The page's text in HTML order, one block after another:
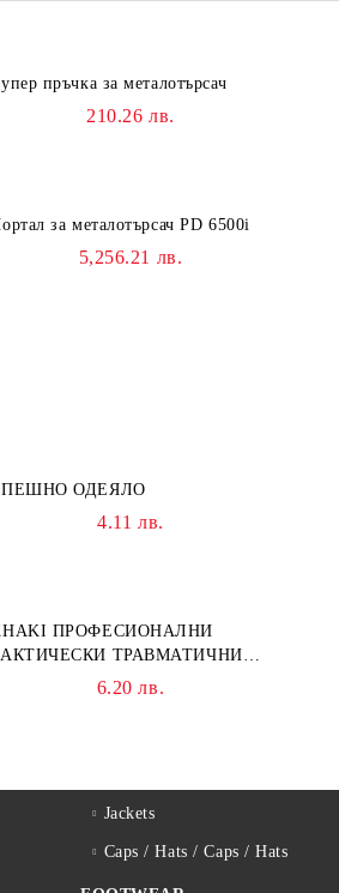
пръчка за металотърсач
210.26 лв.
за металотърсач PD 6500i
5,256.21 лв.
ОДЕЯЛО
4.11 лв.
ПРОФЕСИОНАЛНИ
ТРАВМАТИЧНИ
НОЖИЦА
6.20 лв.
Jackets
Caps / Hats / Caps / Hats